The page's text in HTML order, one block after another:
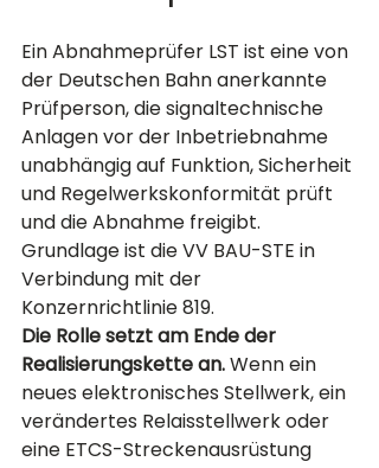
Ein Abnahmeprüfer LST ist eine von
der Deutschen Bahn anerkannte
Prüfperson, die signaltechnische
Anlagen vor der Inbetriebnahme
unabhängig auf Funktion, Sicherheit
und Regelwerkskonformität prüft
und die Abnahme freigibt.
Grundlage ist die VV BAU-STE in
Verbindung mit der
Konzernrichtlinie 819.
Die Rolle setzt am Ende der
Realisierungskette an. Wenn ein
neues elektronisches Stellwerk, ein
verändertes Relaisstellwerk oder
eine ETCS-Streckenausrüstung